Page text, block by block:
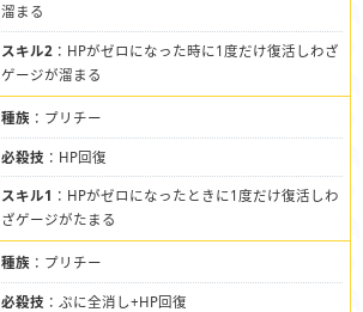
溜まる
スキル2 ：HPがゼロになった時に1度だけ復活しわざ
ゲージが溜まる
種族 ：プリチー
必殺技 ：HP回復
スキル1 ：HPがゼロになったときに1度だけ復活しわ
ざゲージがたまる
種族 ：プリチー
必殺技 ：ぷに全消し+HP回復